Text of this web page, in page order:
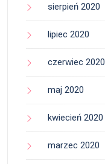
sierpień 2020
lipiec 2020
czerwiec 2020
maj 2020
kwiecień 2020
marzec 2020